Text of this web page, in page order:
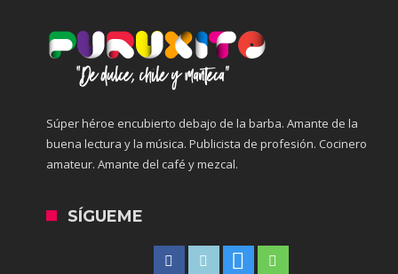
Súper héroe encubierto debajo de la barba. Amante de la
buena lectura y la música. Publicista de profesión. Cocinero
amateur. Amante del café y mezcal.
SÍGUEME